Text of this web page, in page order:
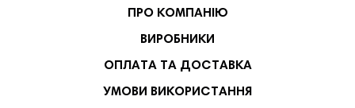
ПРО КОМПАНІЮ
ВИРОБНИКИ
ОПЛАТА ТА ДОСТАВКА
УМОВИ ВИКОРИСТАННЯ